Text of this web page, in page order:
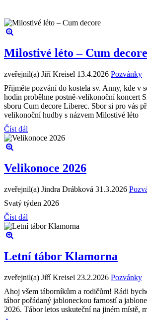
Milostivé léto – Cum decore
zveřejnil(a) Jiří Kreisel 13.4.2026 Pozvánky
Přijměte pozvání do kostela sv. Anny, kde v
hodin proběhne postně-velikonoční koncert
sboru Cum decore Liberec. Sbor si pro vás
velikonoční hudby s názvem Milostivé léto
Číst dál
Velikonoce 2026
zveřejnil(a) Jindra Drábková 31.3.2026
Svatý týden 2026
Číst dál
Letní tábor Klamorna
zveřejnil(a) Jiří Kreisel 23.2.2026 Pozvánky
Ahoj všem táborníkům a rodičům! Rádi
tábor pořádaný jabloneckou farností a
2026. Tábor letos uskuteční na jiném místě,